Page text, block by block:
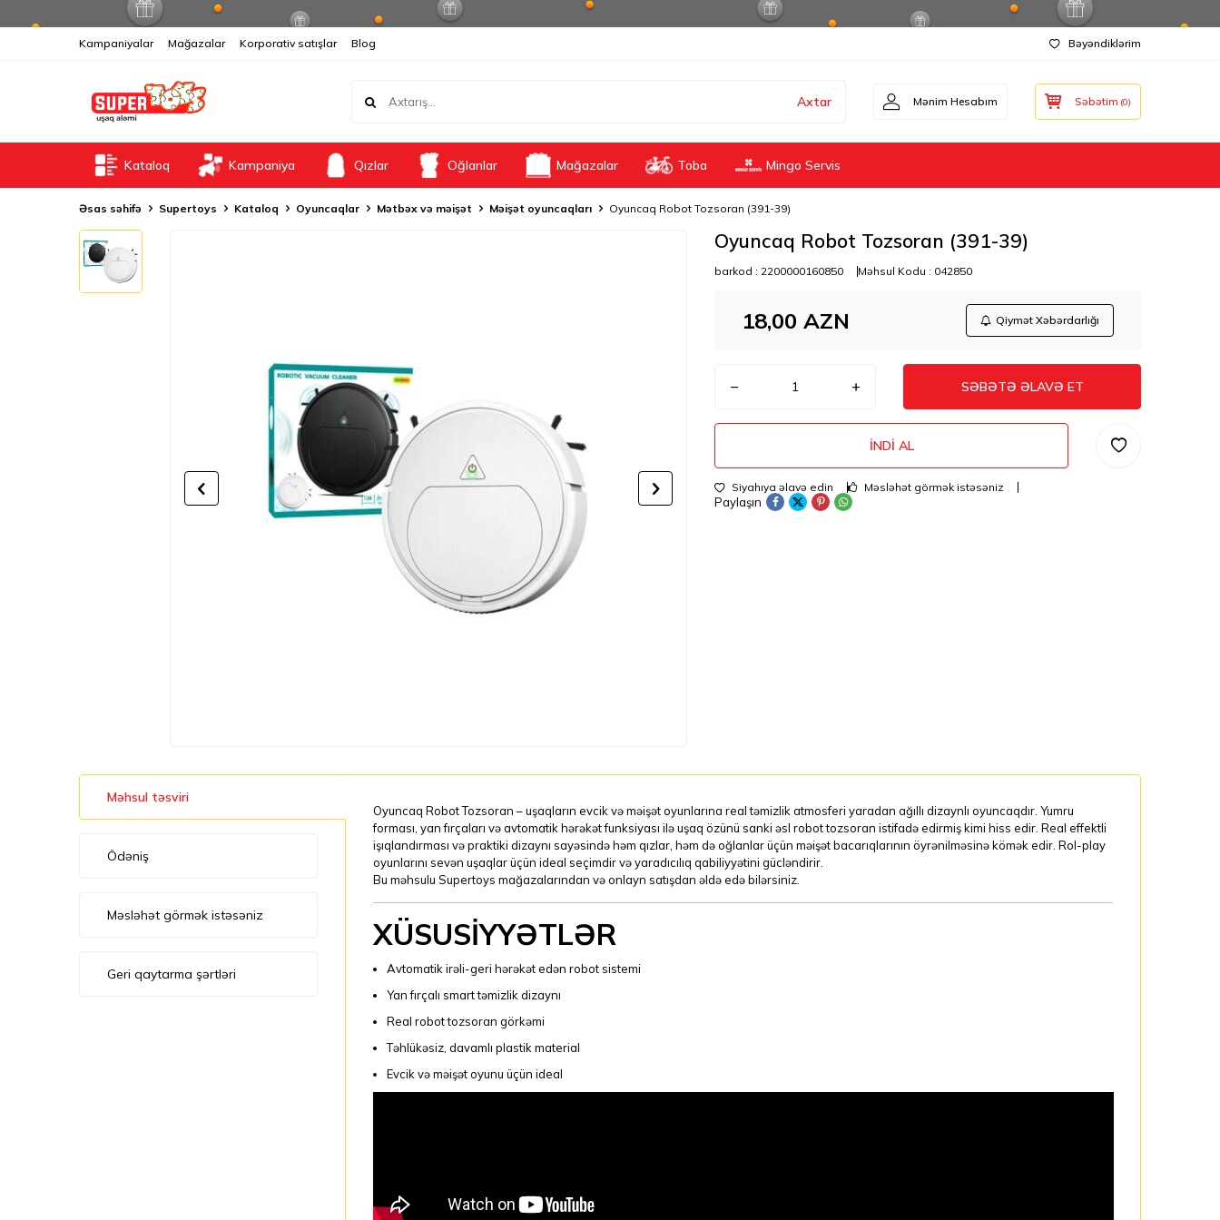
Kampaniyalar Mağazalar Korporativ satışlar Blog Bəyəndiklərim
Axtar Mənim Hesabım Səbətim (0)
Kataloq Kampaniya Qızlar Oğlanlar Mağazalar Toba Mingo Servis
Əsas səhifə Supertoys Kataloq Oyuncaqlar Mətbəx və məişət Məişət oyuncaqları Oyuncaq Robot Tozsoran (391-39)
Oyuncaq Robot Tozsoran (391-39)
barkod : 2200000160850 Məhsul Kodu : 042850
18,00 AZN Qiymət Xəbərdarlığı
SƏBƏTƏ ƏLAVƏ ET
İNDI AL
Siyahıya əlavə edin Məsləhət görmək istəsəniz
Paylaşın
Məhsul təsviri
Ödəniş
Məsləhət görmək istəsəniz
Geri qaytarma şərtləri
Oyuncaq Robot Tozsoran – uşaqların evcik və məişət oyunlarına real təmizlik atmosferi yaradan ağıllı dizaynlı oyuncaqdır. Yumru
forması, yan fırçaları və avtomatik hərəkət funksiyası ilə uşaq özünü sanki əsl robot tozsoran istifadə edirmiş kimi hiss edir. Real effektli
işıqlandırması və praktiki dizaynı sayəsində həm qızlar, həm də oğlanlar üçün məişət bacarıqlarının öyrənilməsinə kömək edir. Rol-play
oyunlarını sevən uşaqlar üçün ideal seçimdir və yaradıcılıq qabiliyyətini gücləndirir.
Bu məhsulu Supertoys mağazalarından və onlayn satışdan əldə edə bilərsiniz.
XÜSUSİYYƏTLƏR
Avtomatik irəli-geri hərəkət edən robot sistemi
Yan fırçalı smart təmizlik dizaynı
Real robot tozsoran görkəmi
Təhlükəsiz, davamlı plastik material
Evcik və məişət oyunu üçün ideal